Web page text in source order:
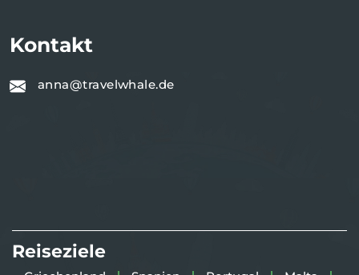
Kontakt
anna@travelwhale.de
Reiseziele